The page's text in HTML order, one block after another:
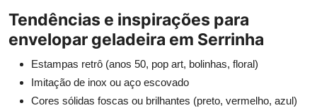
Tendências e inspirações para
envelopar geladeira em Serrinha
Estampas retrô (anos 50, pop art, bolinhas, floral)
Imitação de inox ou aço escovado
Cores sólidas foscas ou brilhantes (preto, vermelho, azul)